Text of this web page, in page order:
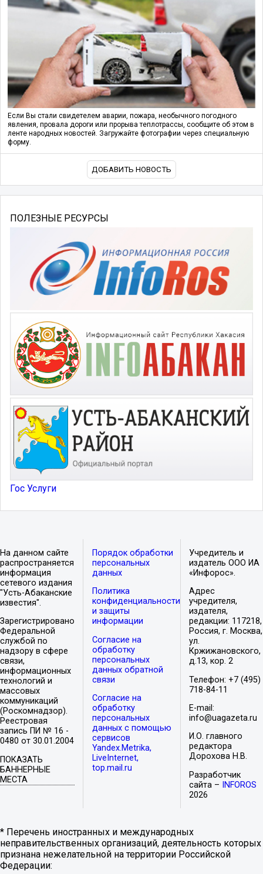
Если Вы стали свидетелем аварии, пожара, необычного погодного
явления, провала дороги или прорыва теплотрассы, сообщите об этом в
ленте народных новостей. Загружайте фотографии через специальную
форму.
ДОБАВИТЬ НОВОСТЬ
ПОЛЕЗНЫЕ РЕСУРСЫ
Гос Услуги
На данном сайте
распространяется
информация
сетевого издания
"Усть-Абаканские
известия".
Зарегистрировано
Федеральной
службой по
надзору в сфере
связи,
информационных
технологий и
массовых
коммуникаций
(Роскомнадзор).
Реестровая
запись ПИ № 16 -
0480 от 30.01.2004
ПОКАЗАТЬ
БАННЕРНЫЕ
МЕСТА
Порядок обработки
персональных
данных
Политика
конфиденциальности
и защиты
информации
Согласие на
обработку
персональных
данных обратной
связи
Согласие на
обработку
персональных
данных с помощью
сервисов
Yandex.Metrika,
LiveInternet,
top.mail.ru
Учредитель и
издатель ООО ИА
«Инфорос».
Адрес
учредителя,
издателя,
редакции: 117218,
Россия, г. Москва,
ул.
Кржижановского,
д.13, кор. 2
Телефон: +7 (495)
718-84-11
E-mail:
info@uagazeta.ru
И.О. главного
редактора
Дорохова Н.В.
Разработчик
сайта –
INFOROS
2026
* Перечень иностранных и международных
неправительственных организаций, деятельность которых
признана нежелательной на территории Российской
Федерации: